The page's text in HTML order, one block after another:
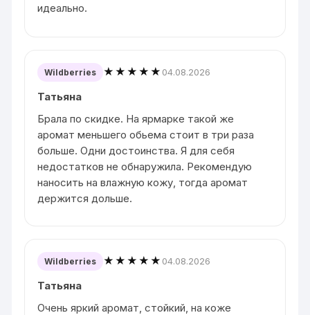
идеально.
Wildberries ★★★★★ 04.08.2026
Татьяна
Брала по скидке. На ярмарке такой же
аромат меньшего обьема стоит в три раза
больше. Одни достоинства. Я для себя
недостатков не обнаружила. Рекомендую
наносить на влажную кожу, тогда аромат
держится дольше.
Wildberries ★★★★★ 04.08.2026
Татьяна
Очень яркий аромат, стойкий, на коже